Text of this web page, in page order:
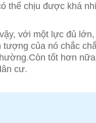
thể chịu được khá
với một lực đủ
của nó chắc
tốt hơn
cư.